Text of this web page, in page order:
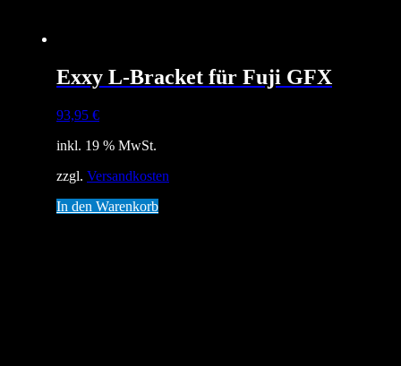
Exxy L-Bracket für Fuji GFX
93,95 €
inkl. 19 % MwSt.
zzgl. Versandkosten
In den Warenkorb